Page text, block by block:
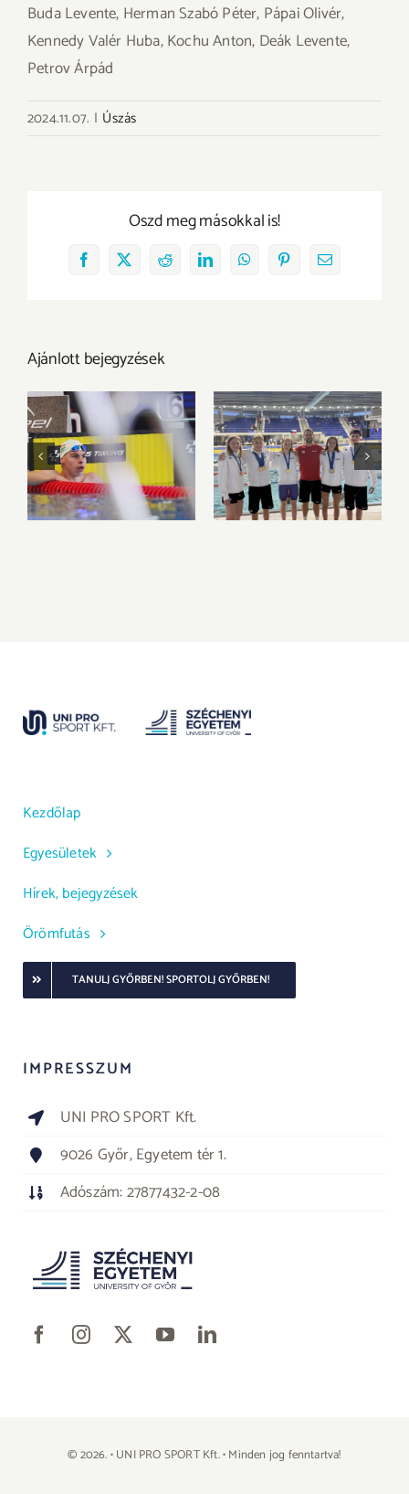
Buda Levente, Herman Szabó Péter, Pápai Olivér,
Kennedy Valér Huba, Kochu Anton, Deák Levente,
Petrov Árpád
2024.11.07. | Úszás
Oszd meg másokkal is!
Facebook
X RedditLinkedInWhatsAppPinterestEmail:
Ajánlott bejegyzések
Kiemelkedő
teljesítményt
nyújtott a
müncheni Junior
Úszó Európa-
bajnokságon Pápai
UNI Győr Úszó SE –
Kiváló szereplés a
válogatott viadalon
Kezdőlap
Egyesületek
Hírek, bejegyzések
Örömfutás
TANULJ GYŐRBEN! SPORTOLJ GYŐRBEN!
IMPRESSZUM
UNI PRO SPORT Kft.
9026 Győr, Egyetem tér 1.
Adószám: 27877432-2-08
© 2026. • UNI PRO SPORT Kft. • Minden jog fenntartva!